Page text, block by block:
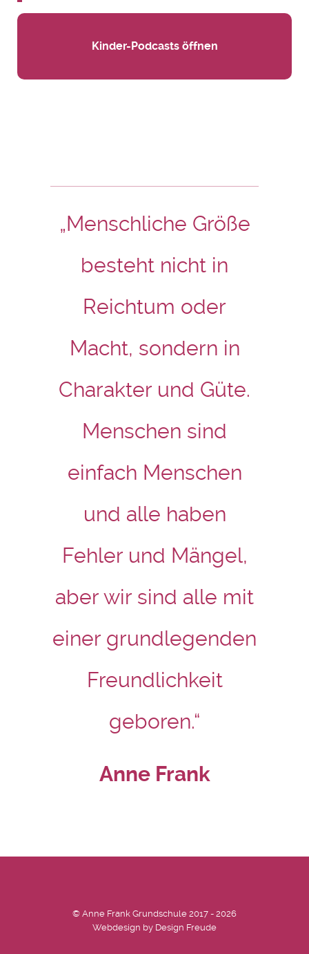
Kinder-Podcasts öffnen
„Menschliche Größe
besteht nicht in
Reichtum oder
Macht, sondern in
Charakter und Güte.
Menschen sind
einfach Menschen
und alle haben
Fehler und Mängel,
aber wir sind alle mit
einer grundlegenden
Freundlichkeit
geboren.“
Anne Frank
© Anne Frank Grundschule 2017 - 2026
Webdesign by Design Freude